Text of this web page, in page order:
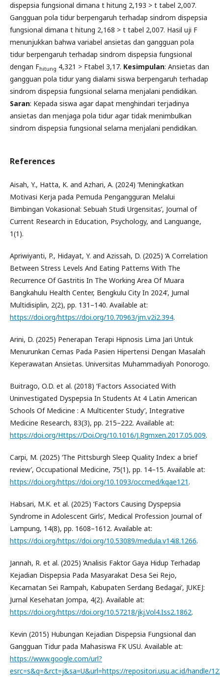
dispepsia fungsional dimana t hitung 2,193 > t tabel 2,007.
Gangguan pola tidur berpengaruh terhadap sindrom dispepsia
fungsional dimana t hitung 2,168 > t tabel 2,007. Hasil uji F
menunjukkan bahwa variabel ansietas dan gangguan pola
tidur berpengaruh terhadap sindrom dispepsia fungsional
dengan Fhitung 4,321 > Ftabel 3,17. Kesimpulan: Ansietas dan
gangguan pola tidur yang dialami siswa berpengaruh terhadap
sindrom dispepsia fungsional selama menjalani pendidikan.
Saran: Kepada siswa agar dapat menghindari terjadinya
ansietas dan menjaga pola tidur agar tidak menimbulkan
sindrom dispepsia fungsional selama menjalani pendidikan.
References
Aisah, Y., Hatta, K. and Azhari, A. (2024) ‘Meningkatkan
Motivasi Kerja pada Pemuda Pengangguran Melalui
Bimbingan Vokasional: Sebuah Studi Urgensitas’, Journal of
Current Research in Education, Psychology, and Languange,
1(1).
Apriwiyanti, P., Hidayat, Y. and Azissah, D. (2025) ‘A Correlation
Between Stress Levels And Eating Patterns With The
Recurrence Of Gastritis In The Working Area Of Muara
Bangkahulu Health Center, Bengkulu City In 2024’, Jurnal
Multidisiplin, 2(2), pp. 131–140. Available at:
https://doi.org/https://doi.org/10.70963/jm.v2i2.394.
Arini, D. (2025) Penerapan Terapi Hipnosis Lima Jari Untuk
Menurunkan Cemas Pada Pasien Hipertensi Dengan Masalah
Keperawatan Ansietas. Universitas Muhammadiyah Ponorogo.
Buitrago, O.D. et al. (2018) ‘Factors Associated With
Uninvestigated Dyspepsia In Students At 4 Latin American
Schools Of Medicine : A Multicenter Study’, Integrative
Medicine Research, 83(3), pp. 215–222. Available at:
https://doi.org/Https://Doi.Org/10.1016/J.Rgmxen.2017.05.009.
Carpi, M. (2025) ‘The Pittsburgh Sleep Quality Index: a brief
review’, Occupational Medicine, 75(1), pp. 14–15. Available at:
https://doi.org/https://doi.org/10.1093/occmed/kqae121.
Habsari, M.K. et al. (2025) ‘Factors Causing Dyspepsia
Syndrome in Adolescent Girls’, Medical Profession Journal of
Lampung, 14(8), pp. 1608–1612. Available at:
https://doi.org/https://doi.org/10.53089/medula.v14i8.1266.
Jannah, R. et al. (2025) ‘Analisis Faktor Gaya Hidup Terhadap
Kejadian Dispepsia Pada Masyarakat Desa Sei Rejo,
Kecamatan Sei Rampah, Kabupaten Serdang Bedagai’, JUKEJ:
Jurnal Kesehatan Jompa, 4(2). Available at:
https://doi.org/https://doi.org/10.57218/jkj.Vol4.Iss2.1862.
Kevin (2015) Hubungan Kejadian Dispepsia Fungsional dan
Gangguan Tidur pada Mahasiswa FK USU. Available at:
https://www.google.com/url?
esrc=s&q=&rct=j&sa=U&url=https://repositori.usu.ac.id/handle/